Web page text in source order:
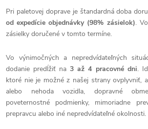
Pri paletovej doprave je štandardná doba
od expedície objednávky (98% zásielok).
zásielky doručené v tomto termíne.
Vo výnimočných a nepredvídateľných
dodanie predĺžiť na3 až 4 pracovné dni.
ktoré nie je možné z našej strany ovplyvniť,
alebo nehoda vozidla, dopravné
poveternostné podmienky, mimoriadne
prepravcu alebo iné nepredvídateľné okolnosti.